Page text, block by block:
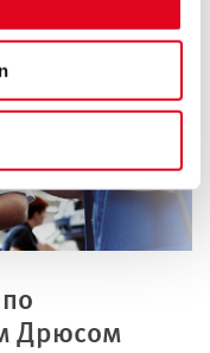
Дрюсом